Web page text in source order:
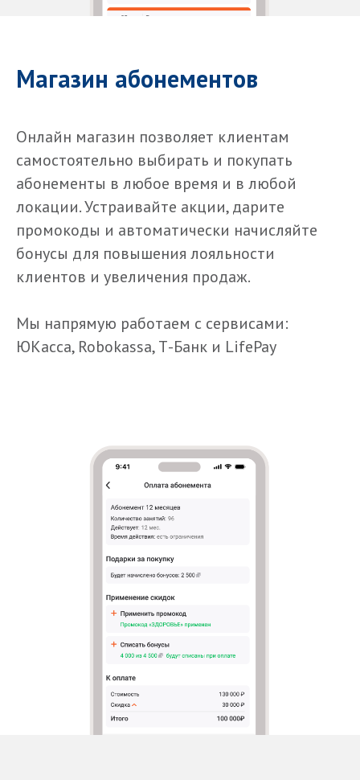
Магазин абонементов
Онлайн магазин позволяет клиентам
самостоятельно выбирать и покупать
абонементы в любое время и в любой
локации. Устраивайте акции, дарите
промокоды и автоматически начисляйте
бонусы для повышения лояльности
клиентов и увеличения продаж.
Мы напрямую работаем с сервисами:
ЮКасса, Robokassa, Т-Банк и LifePay